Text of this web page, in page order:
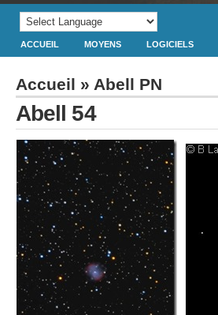
ACCUEIL MOYENS LOGICIELS
Accueil » Abell PN
Abell 54